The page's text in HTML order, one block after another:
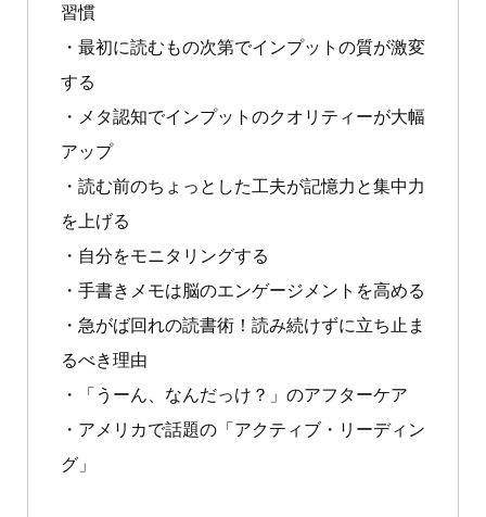
習慣
・最初に読むもの次第でインプットの質が激変
する
・メタ認知でインプットのクオリティーが大幅
アップ
・読む前のちょっとした工夫が記憶力と集中力
を上げる
・自分をモニタリングする
・手書きメモは脳のエンゲージメントを高める
・急がば回れの読書術！読み続けずに立ち止ま
るべき理由
・「うーん、なんだっけ？」のアフターケア
・アメリカで話題の「アクティブ・リーディン
グ」